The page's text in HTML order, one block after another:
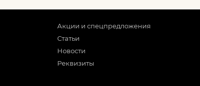
Акции и спецпредложения
Статьи
Новости
Реквизиты